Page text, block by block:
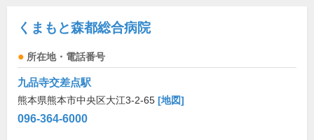
くまもと森都総合病院
所在地・電話番号
九品寺交差点駅
熊本県熊本市中央区大江3-2-65 [地図]
096-364-6000